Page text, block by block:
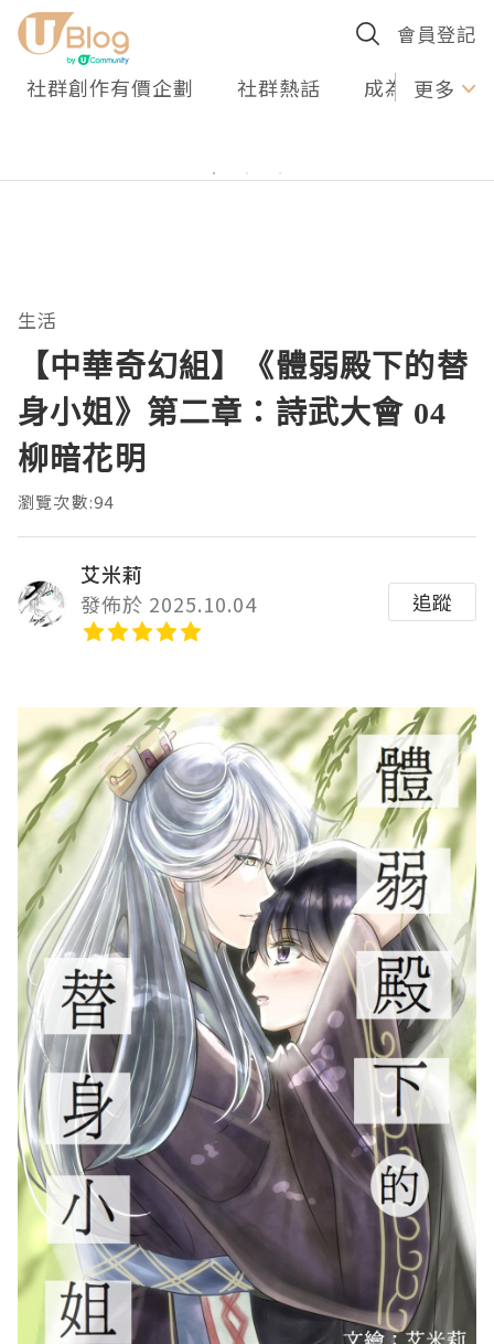
會員登記
社群創作有價企劃 社群熱話 成為U更多
生活
【中華奇幻組】《體弱殿下的替
身小姐》第二章：詩武大會 04
柳暗花明
瀏覽次數:94
艾米莉
發佈於 2025.10.04
追蹤